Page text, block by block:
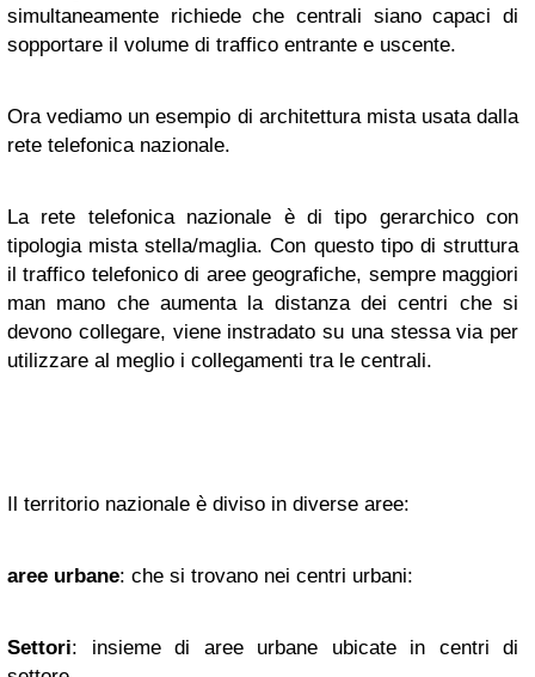
simultaneamente richiede che centrali siano capaci di
sopportare il volume di traffico entrante e uscente.
Ora vediamo un esempio di architettura mista usata dalla
rete telefonica nazionale.
La rete telefonica nazionale è di tipo gerarchico con
tipologia mista stella/maglia. Con questo tipo di struttura
il traffico telefonico di aree geografiche, sempre maggiori
man mano che aumenta la distanza dei centri che si
devono collegare, viene instradato su una stessa via per
utilizzare al meglio i collegamenti tra le centrali.
Il territorio nazionale è diviso in diverse aree:
aree urbane: che si trovano nei centri urbani:
Settori: insieme di aree urbane ubicate in centri di